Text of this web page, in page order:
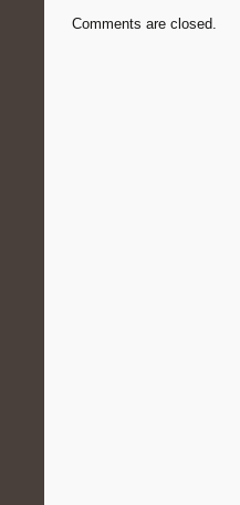
Comments are closed.